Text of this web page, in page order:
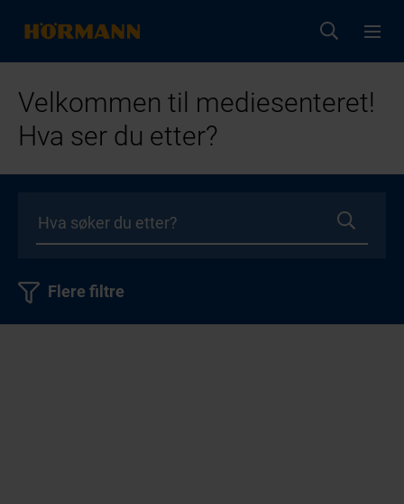
Velkommen til mediesenteret!
Hva ser du etter?
Flere filtre